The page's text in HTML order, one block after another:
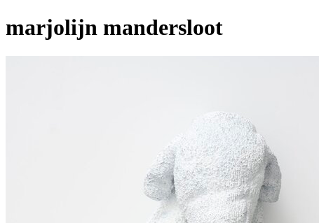
marjolijn mandersloot